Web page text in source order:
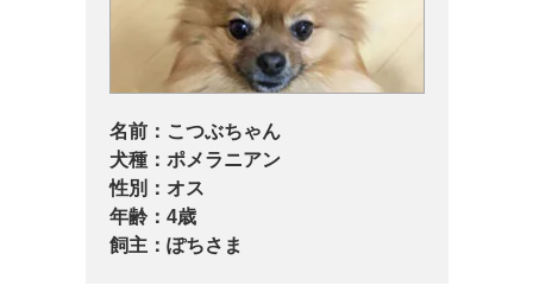
名前： こつぶちゃん
犬種： ポメラニアン
性別： オス
年齢： 4歳
飼主： ぽちさま